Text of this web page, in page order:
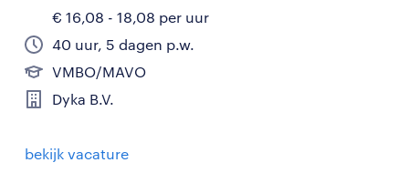
€ 16,08 - 18,08 per uur
40 uur, 5 dagen p.w.
VMBO/MAVO
Dyka B.V.
bekijk vacature